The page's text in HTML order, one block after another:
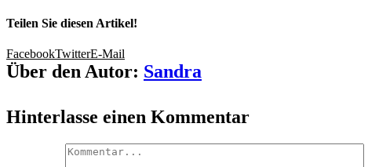
Teilen Sie diesen Artikel!
FacebookTwitterE-Mail
Über den Autor: Sandra
Hinterlasse einen Kommentar